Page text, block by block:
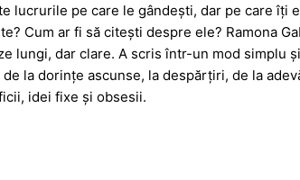
lucrurile pe care le gândești, dar pe care îți
Cum ar fi să citești despre ele? Ramona
lungi, dar clare. A scris într-un mod simplu
la dorințe ascunse, la despărțiri, de la
idei fixe și obsesii.